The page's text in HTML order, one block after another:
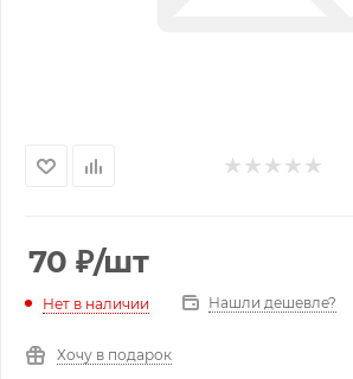
70 ₽/шт
Нет в наличии Нашли дешевле?
Хочу в подарок